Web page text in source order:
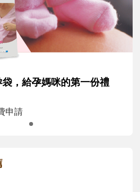
，給孕媽咪的第一份禮
申請